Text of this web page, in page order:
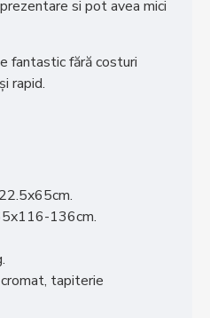
si pot avea mici
fantastic fără costuri
rapid.
136cm.
tapiterie